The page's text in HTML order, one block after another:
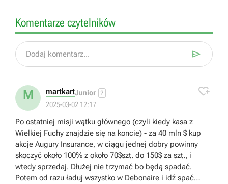
Komentarze czytelników
Dodaj komentarz... 
M martkartJunior 2
2025-03-02 12:17

Po ostatniej misji wątku głównego (czyli kiedy kasa z
Wielkiej Fuchy znajdzie się na koncie) - za 40 mln $ kup
akcje Augury Insurance, w ciągu jednej dobry powinny
skoczyć około 100% z około 70$szt. do 150$ za szt., i
wtedy sprzedaj. Dłużej nie trzymać bo będą spadać.
Potem od razu ładuj wszystko w Debonaire i idź spać